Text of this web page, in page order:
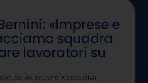
«Imprese e
squadra
lavoratori su
CATEGORIA: INTERVISTA ESCLUSIVA